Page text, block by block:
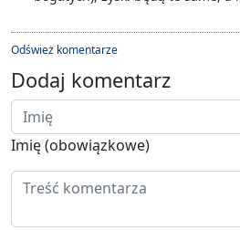
Odśwież komentarze
Dodaj komentarz
Imię (obowiązkowe)